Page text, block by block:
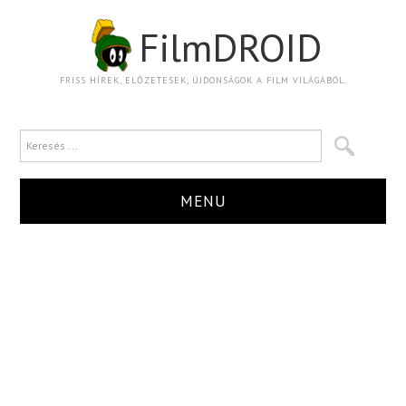
FilmDROID
FRISS HÍREK, ELŐZETESEK, ÚJDONSÁGOK A FILM VILÁGÁBÓL.
MENU